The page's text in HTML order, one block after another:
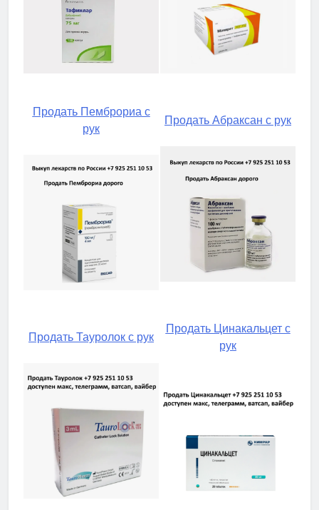
Продать Пемброриа с
рук
Продать Абраксан с рук
Продать Тауролок с рук
Продать Цинакальцет с
рук